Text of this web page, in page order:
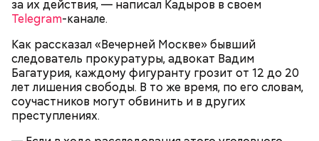
за их действия, — написал Кадыров в своем
Telegram-канале.
Как рассказал «Вечерней Москве» бывший
следователь прокуратуры, адвокат Вадим
Багатурия, каждому фигуранту грозит от 12 до 20
лет лишения свободы. В то же время, по его словам,
соучастников могут обвинить и в других
преступлениях.
Play
причину смерти Константина. Подозрения
родителей погибшего юноши пали на Миссюру, но
доказать его причастность к кончине их сына не
удалось. Когда же подозреваемого задержали, он
заявил, что ничего не подсыпал в морс и утверждал,
что яд могли добавить в бутылкунекие
недоброжелатели.
продолжаются разбирательства по делу об
убийстве бойца.